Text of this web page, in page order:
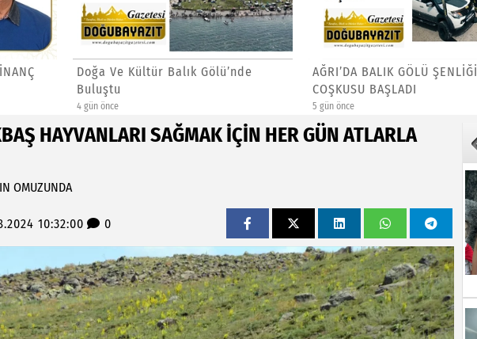
Doğa Ve Kültür Balık Gölü’nde
Buluştu
4 gün önce
AĞRI’DA BALIK GÖLÜ ŞENLİĞİ
COŞKUSU BAŞLADI
5 gün önce
HAYVANLARI SAĞMAK İÇİN HER GÜN ATLARLA
OMUZUNDA
10:32:00 0